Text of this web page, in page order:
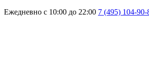
Ежедневно с 10:00 до 22:00 7 (495) 104-90-